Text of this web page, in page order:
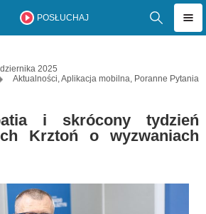
POSŁUCHAJ
2025
Aktualności,Aplikacja mobilna, Poranne Pytania
i skrócony tydzień
Krztoń o wyzwaniach